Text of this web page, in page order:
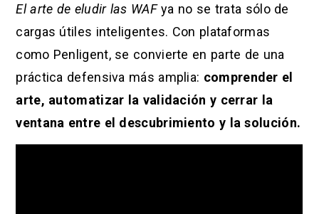
El arte de eludir las WAFya no se trata sólo de
cargas útiles inteligentes. Con plataformas
como Penligent, se convierte en parte de una
práctica defensiva más amplia: comprender el
arte, automatizar la validación y cerrar la
ventana entre el descubrimiento y la solución.